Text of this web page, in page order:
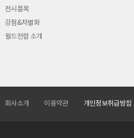
전시품목
강점&차별화
월드전람 소개
회사소개 이용약관 개인정보취급방침